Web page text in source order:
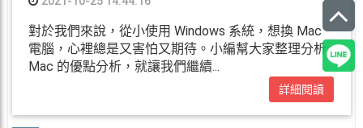
對於我們來說，從小使用 Windows 系統，想換 Mac
電腦，心裡總是又害怕又期待。小編幫大家整理分析
Mac 的優點分析，就讓我們繼續...
詳細閱讀